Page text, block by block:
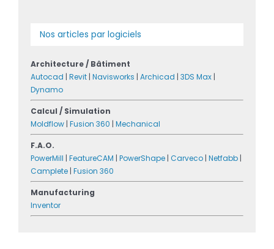
Nos articles par logiciels
Architecture / Bâtiment
Autocad | Revit | Navisworks | Archicad | 3DS Max |
Dynamo
Calcul / Simulation
Moldflow | Fusion 360 | Mechanical
F.A.O.
PowerMill | FeatureCAM | PowerShape | Carveco | Netfabb |
Camplete | Fusion 360
Manufacturing
Inventor